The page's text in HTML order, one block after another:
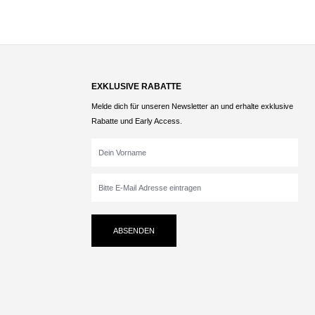
EXKLUSIVE RABATTE
Melde dich für unseren Newsletter an und erhalte exklusive
Rabatte und Early Access.
ABSENDEN